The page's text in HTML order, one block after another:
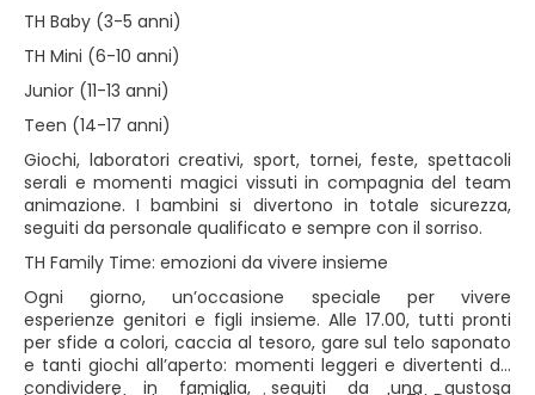
TH Baby (3-5 anni)
TH Mini (6-10 anni)
Junior (11-13 anni)
Teen (14-17 anni)
Giochi, laboratori creativi, sport, tornei, feste, spettacoli
serali e momenti magici vissuti in compagnia del team
animazione. I bambini si divertono in totale sicurezza,
seguiti da personale qualificato e sempre con il sorriso.
TH Family Time: emozioni da vivere insieme
Ogni giorno, un’occasione speciale per vivere
esperienze genitori e figli insieme. Alle 17.00, tutti pronti
per sfide a colori, caccia al tesoro, gare sul telo saponato
e tanti giochi all’aperto: momenti leggeri e divertenti da
condividere in famiglia, seguiti da una gustosa